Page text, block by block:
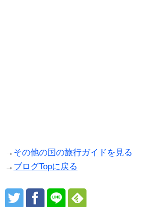
→ その他の国の旅行ガイドを見る
→ ブログTopに戻る